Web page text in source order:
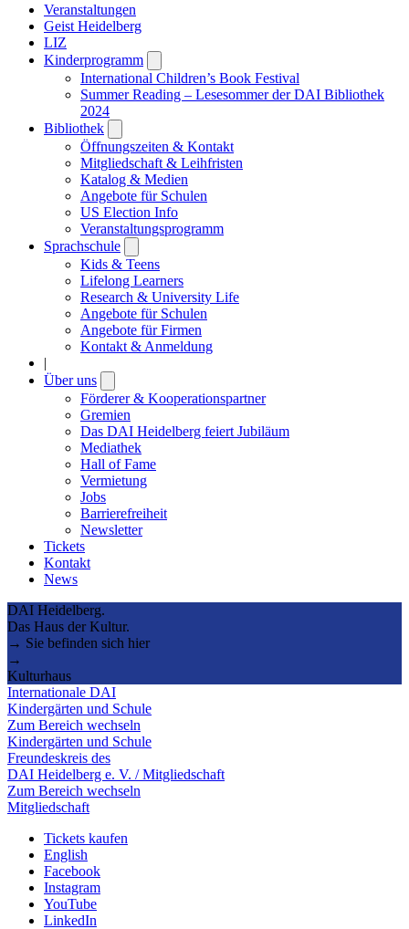
Veranstaltungen
Geist Heidelberg
LIZ
Kinderprogramm
submenu
International Children’s Book Festival
Summer Reading – Lesesommer der DAI Bibliothek
2024
Bibliothek
submenu
Öffnungszeiten & Kontakt
Mitgliedschaft & Leihfristen
Katalog & Medien
Angebote für Schulen
US Election Info
Veranstaltungsprogramm
Sprachschule
submenu
Kids & Teens
Lifelong Learners
Research & University Life
Angebote für Schulen
Angebote für Firmen
Kontakt & Anmeldung
|
Über uns
submenu
Förderer & Kooperationspartner
Gremien
Das DAI Heidelberg feiert Jubiläum
Mediathek
Hall of Fame
Vermietung
Jobs
Barrierefreiheit
Newsletter
Tickets
Kontakt
News
DAI Heidelberg.
Das Haus der Kultur.
→ Sie befinden sich hier
→
Kulturhaus
Internationale DAI
Kindergärten und Schule
Zum Bereich wechseln
Kindergärten und Schule
Freundeskreis des
DAI Heidelberg e. V. / Mitgliedschaft
Zum Bereich wechseln
Mitgliedschaft
Tickets kaufen
English
Facebook
Instagram
YouTube
LinkedIn